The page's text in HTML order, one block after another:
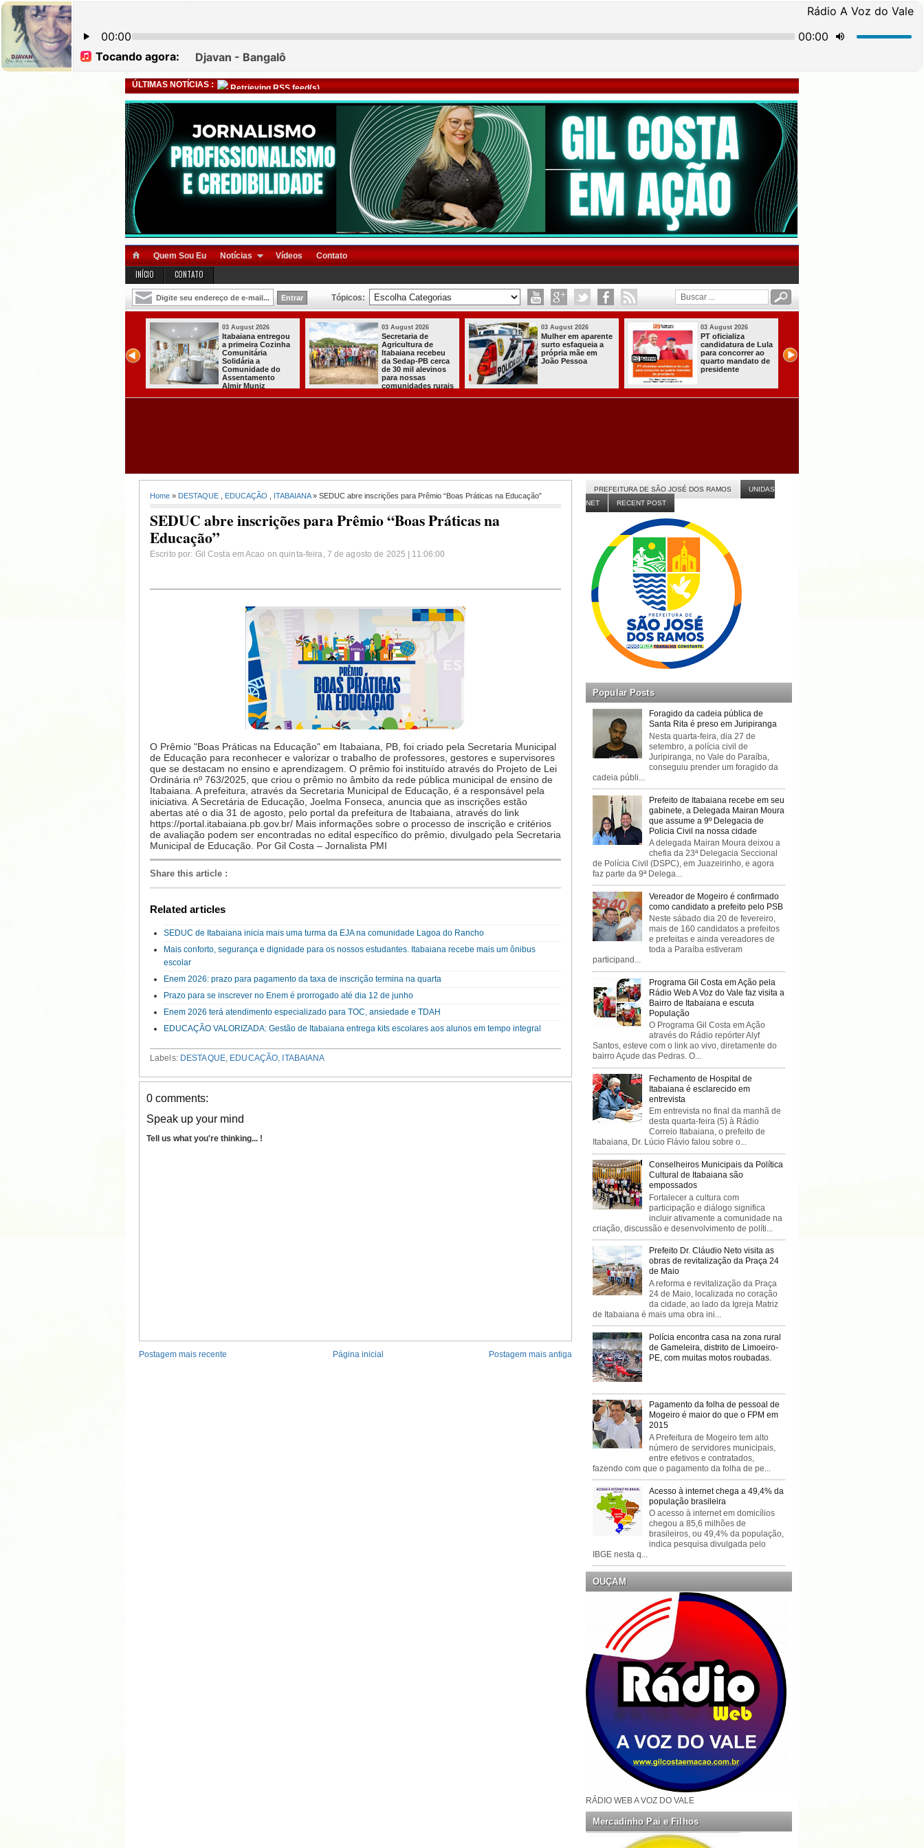
ÚLTIMAS NOTÍCIAS : Retrieving RSS feed(s)
Quem Sou Eu Notícias Vídeos Contato
INÍCIO CONTATO
Tópicos:
Itabaiana recebeu
da Sedap-PB cerca
03 August 2026
Mulher em aparente
surto esfaqueia a
própria mãe em
João Pessoa
03 August 2026
PT oficializa
candidatura de Lula
para concorrer ao
quarto mandato de
presidente
03 August 2026
Efraim Filho
anuncia Nayana
Pontes, esposa do
Cabo Gilberto,
31 July 2026
A CARRETA DO
AGORA TEM
ESPECIALISTAS
CHEGOU À
ITABAIANA
Home » DESTAQUE EDUCAÇÃO ITABAIANA» SEDUC abre inscrições para Prêmio “Boas Práticas na Educação”
SEDUC abre inscrições para Prêmio “Boas Práticas na
Educação”
Escrito por: Gil Costa em Acao on quinta-feira, 7 de agosto de 2025 | 11:06:00
O Prêmio "Boas Práticas na Educação" em Itabaiana, PB, foi criado pela Secretaria Municipal
de Educação para reconhecer e valorizar o trabalho de professores, gestores e supervisores
que se destacam no ensino e aprendizagem. O prêmio foi instituído através do Projeto de Lei
Ordinária nº 763/2025, que criou o prêmio no âmbito da rede pública municipal de ensino de
Itabaiana. A prefeitura, através da Secretaria Municipal de Educação, é a responsável pela
iniciativa. A Secretária de Educação, Joelma Fonseca, anuncia que as inscrições estão
abertas até o dia 31 de agosto, pelo portal da prefeitura de Itabaiana, através do link
https://portal.itabaiana.pb.gov.br/ Mais informações sobre o processo de inscrição e critérios
de avaliação podem ser encontradas no edital específico do prêmio, divulgado pela Secretaria
Municipal de Educação. Por Gil Costa – Jornalista PMI
Share this article :
Related articles
SEDUC de Itabaiana inicia mais uma turma da EJA na comunidade Lagoa do Rancho
Mais conforto, segurança e dignidade para os nossos estudantes. Itabaiana recebe mais um ônibus
escolar
Enem 2026: prazo para pagamento da taxa de inscrição termina na quarta
Prazo para se inscrever no Enem é prorrogado até dia 12 de junho
Enem 2026 terá atendimento especializado para TOC, ansiedade e TDAH
EDUCAÇÃO VALORIZADA: Gestão de Itabaiana entrega kits escolares aos alunos em tempo integral
Labels: DESTAQUE, EDUCAÇÃO ITABAIANA
0 comments:
Speak up your mind
Tell us what you're thinking... !
Postagem mais recente Postagem mais antiga
Página inicial
PREFEITURA DE SÃO JOSÉ DOS RAMOS
UNIDAS
NET
RECENT POST
Popular Posts
Foragido da cadeia pública de
Santa Rita é preso em Juripiranga
Nesta quarta-feira, dia 27 de
setembro, a polícia civil de
Juripiranga, no Vale do Paraíba,
conseguiu prender um foragido da
cadeia públi...
Prefeito de Itabaiana recebe em seu
gabinete, a Delegada Mairan Moura
que assume a 9º Delegacia de
Policia Civil na nossa cidade
A delegada Mairan Moura deixou a
chefia da 23ª Delegacia Seccional
de Polícia Civil (DSPC), em Juazeirinho, e agora
faz parte da 9ª Delega...
Vereador de Mogeiro é confirmado
como candidato a prefeito pelo PSB
Neste sábado dia 20 de fevereiro,
mais de 160 candidatos a prefeitos
e prefeitas e ainda vereadores de
toda a Paraíba estiveram
participand...
Programa Gil Costa em Ação pela
Rádio Web A Voz do Vale faz visita a
Bairro de Itabaiana e escuta
População
O Programa Gil Costa em Ação
através do Rádio repórter Alyf
Santos, esteve com o link ao vivo, diretamente do
bairro Açude das Pedras. O...
Fechamento de Hospital de
Itabaiana é esclarecido em
entrevista
Em entrevista no final da manhã de
desta quarta-feira (5) à Rádio
Correio Itabaiana, o prefeito de
Itabaiana, Dr. Lúcio Flávio falou sobre o...
Conselheiros Municipais da Política
Cultural de Itabaiana são
empossados
Fortalecer a cultura com
participação e diálogo significa
incluir ativamente a comunidade na
criação, discussão e desenvolvimento de políti...
Prefeito Dr. Cláudio Neto visita as
obras de revitalização da Praça 24
de Maio
A reforma e revitalização da Praça
24 de Maio, localizada no coração
da cidade, ao lado da Igreja Matriz
de Itabaiana é mais uma obra ini...
Polícia encontra casa na zona rural
de Gameleira, distrito de Limoeiro-
PE, com muitas motos roubadas.
Pagamento da folha de pessoal de
Mogeiro é maior do que o FPM em
2015
A Prefeitura de Mogeiro tem alto
número de servidores municipais,
entre efetivos e contratados,
fazendo com que o pagamento da folha de pe...
Acesso à internet chega a 49,4% da
população brasileira
O acesso à internet em domicílios
chegou a 85,6 milhões de
brasileiros, ou 49,4% da população,
indica pesquisa divulgada pelo
IBGE nesta q...
OUÇAM
RÁDIO WEB A VOZ DO VALE
Mercadinho Pai e Filhos